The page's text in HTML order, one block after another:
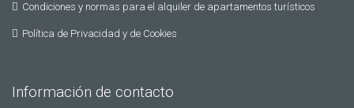
Condiciones y normas para el alquiler de apartamentos turísticos
Política de Privacidad y de Cookies
Información de contacto